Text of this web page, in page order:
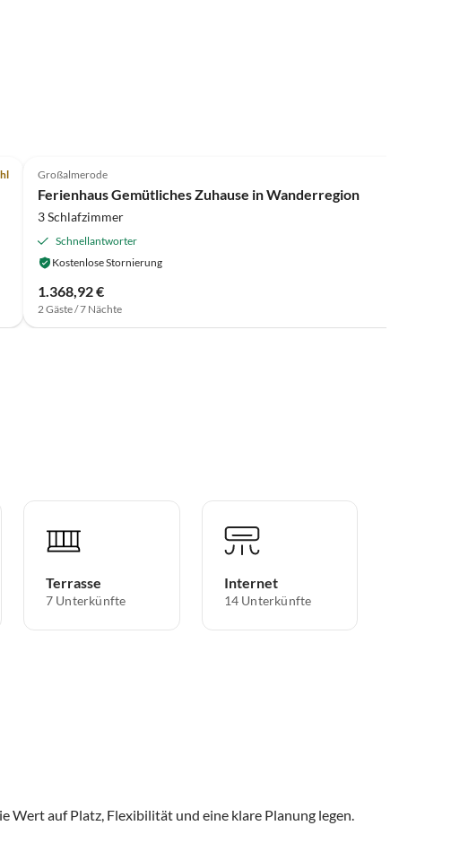
Großalmerode
Ferienhaus Gemütliches Zuhause in Wanderregion
3 Schlafzimmer
Schnellantworter
Kostenlose Stornierung
1.368,92 €
2 Gäste / 7 Nächte
Terrasse
7 Unterkünfte
Internet
14 Unterkünfte
Wert auf Platz, Flexibilität und eine klare Planung legen.